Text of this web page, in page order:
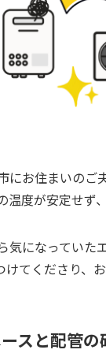
にお住まいの
度が安定せず
気になってい
てくださり、
スと配管の